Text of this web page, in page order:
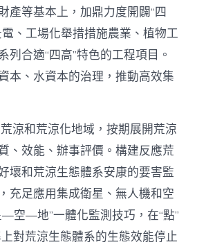
產等基本上，加鼎力度開闢“四
、工場化舉措措施農業、植物工
列合適“四高”特色的工程項目。
本、水資本的治理，推動高效集
涼和荒涼化地域，按期展開荒涼
、效能、辦事評價。構建反應荒
壞和荒涼生態體系安康的要害監
充足應用集成衛星、無人機和空
空—地”一體化監測技巧，在“點”
對荒涼生態體系的生態效能停止